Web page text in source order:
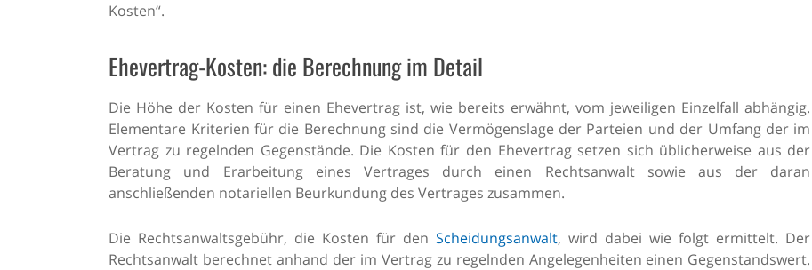
Kosten“.
Ehevertrag-Kosten: die Berechnung im Detail
Die Höhe der Kosten für einen Ehevertrag ist, wie bereits erwähnt, vom jeweiligen Einzelfall abhängig.
Elementare Kriterien für die Berechnung sind die Vermögenslage der Parteien und der Umfang der im
Vertrag zu regelnden Gegenstände. Die Kosten für den Ehevertrag setzen sich üblicherweise aus der
Beratung und Erarbeitung eines Vertrages durch einen Rechtsanwalt sowie aus der daran
anschließenden notariellen Beurkundung des Vertrages zusammen.
Die Rechtsanwaltsgebühr, die Kosten für denScheidungsanwalt, wird dabei wie folgt ermittelt. Der
Rechtsanwalt berechnet anhand der im Vertrag zu regelnden Angelegenheiten einen Gegenstandswert.